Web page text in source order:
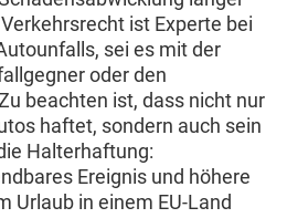
ist Experte bei
sei es mit der
oder den
beachten ist, dass nicht nur
haftet, sondern auch sein
Halterhaftung:
Ereignis und höhere
Urlaub in einem EU-Land